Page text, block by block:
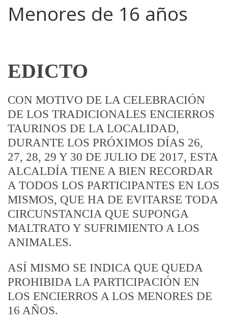
Menores de 16 años
EDICTO
CON MOTIVO DE LA CELEBRACIÓN
DE LOS TRADICIONALES ENCIERROS
TAURINOS DE LA LOCALIDAD,
DURANTE LOS PRÓXIMOS DÍAS 26,
27, 28, 29 Y 30 DE JULIO DE 2017, ESTA
ALCALDÍA TIENE A BIEN RECORDAR
A TODOS LOS PARTICIPANTES EN LOS
MISMOS, QUE HA DE EVITARSE TODA
CIRCUNSTANCIA QUE SUPONGA
MALTRATO Y SUFRIMIENTO A LOS
ANIMALES.
ASÍ MISMO SE INDICA QUE QUEDA
PROHIBIDA LA PARTICIPACIÓN EN
LOS ENCIERROS A LOS MENORES DE
16 AÑOS.